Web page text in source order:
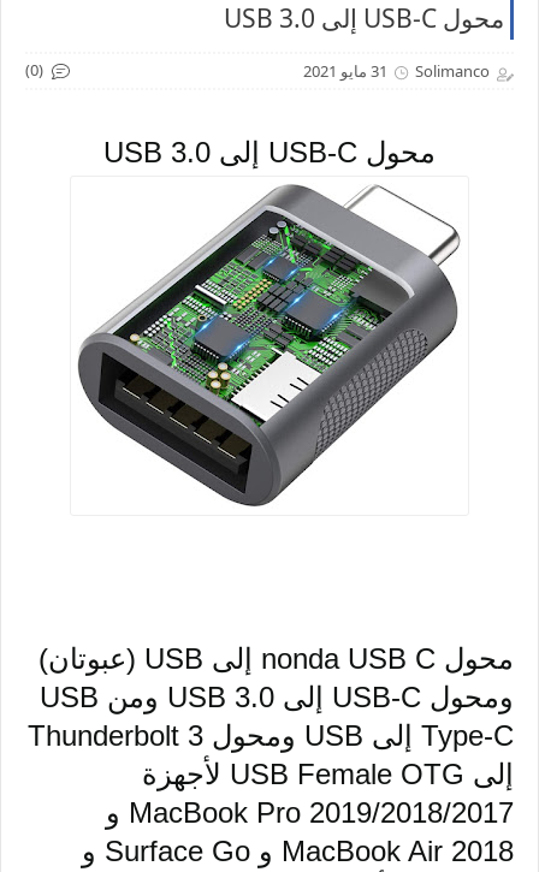
محول USB-C إلى USB 3.0
Solimanco 31 مايو 2021 (0)
محول USB-C إلى USB 3.0
محول nonda USB C إلى USB (عبوتان)
ومحول USB-C إلى USB 3.0 ومن USB
Type-C إلى USB ومحول Thunderbolt 3
إلى USB Female OTG لأجهزة
MacBook Pro 2019/2018/2017 و
MacBook Air 2018 و Surface Go و